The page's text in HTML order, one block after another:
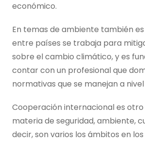
económico.
En temas de ambiente también
entre países se trabaja para
sobre el cambio climático, y es
contar con un profesional que
normativas que se manejan a
Cooperación internacional es
materia de seguridad, ambiente,
decir, son varios los ámbitos en